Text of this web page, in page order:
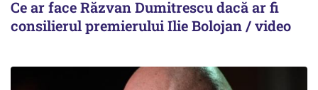
Ce ar face Răzvan Dumitrescu dacă ar fi
consilierul premierului Ilie Bolojan / video